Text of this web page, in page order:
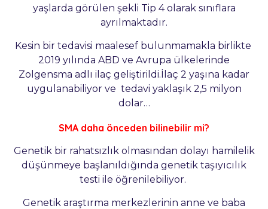
yaşlarda görülen şekli Tip 4 olarak sınıflara
ayrılmaktadır.
Kesin bir tedavisi maalesef bulunmamakla birlikte
2019 yılında ABD ve Avrupa ülkelerinde
Zolgensma adlı ilaç geliştirildi.İlaç 2 yaşına kadar
uygulanabiliyor ve tedavi yaklaşık 2,5 milyon
dolar…
SMA daha önceden bilinebilir mi?
Genetik bir rahatsızlık olmasından dolayı hamilelik
düşünmeye başlanıldığında genetik taşıyıcılık
testi ile öğrenilebiliyor.
Genetik araştırma merkezlerinin anne ve baba